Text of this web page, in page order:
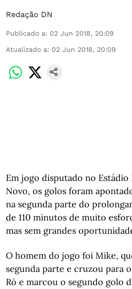
Redação DN
Publicado a: 02 Jun 2018, 20:09
Atualizado a: 02 Jun 2018, 20:09
Em jogo disputado no
Novo, os golos foram
na segunda parte do
de 110 minutos de muito
mas sem grandes
O homem do jogo foi Mike,
segunda parte e cruzou para
Ró e marcou o segundo golo